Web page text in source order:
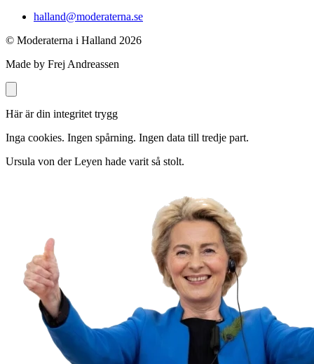
halland@moderaterna.se
© Moderaterna i Halland 2026
Made by Frej Andreassen
Här är din integritet trygg
Inga cookies. Ingen spårning. Ingen data till tredje part.
Ursula von der Leyen hade varit så stolt.